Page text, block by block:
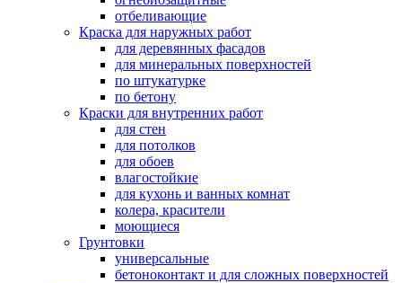
отбеливающие
Краска для наружных работ
для деревянных фасадов
для минеральных поверхностей
по штукатурке
по бетону
Краски для внутренних работ
для стен
для потолков
для обоев
влагостойкие
для кухонь и ванных комнат
колера, красители
моющиеся
Грунтовки
универсальные
бетоноконтакт и для сложных поверхностей